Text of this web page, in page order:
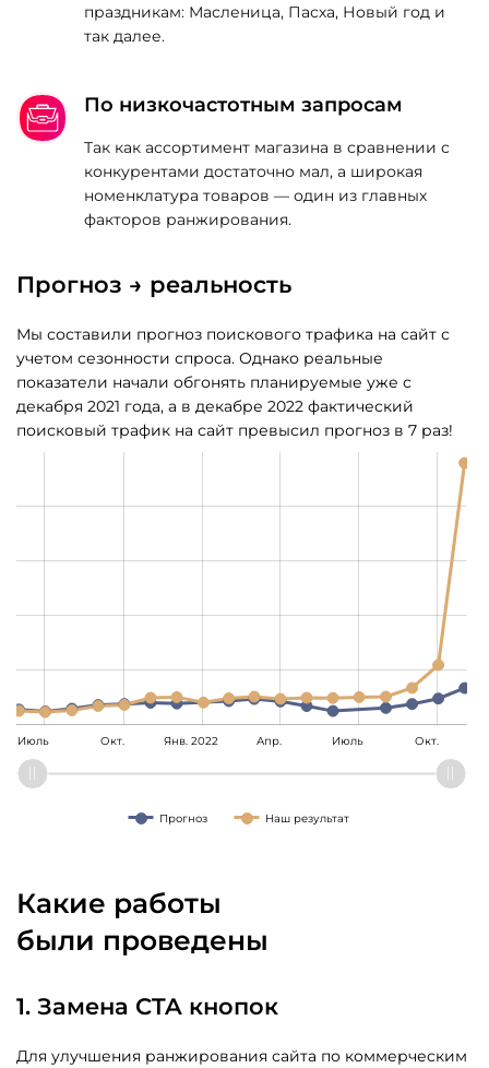
праздникам: Масленица, Пасха, Новый год и
так далее.
По низкочастотным запросам
Так как ассортимент магазина в сравнении с
конкурентами достаточно мал, а широкая
номенклатура товаров — один из главных
факторов ранжирования.
Прогноз → реальность
Мы составили прогноз поискового трафика на сайт с
учетом сезонности спроса. Однако реальные
показатели начали обгонять планируемые уже с
декабря 2021 года, а в декабре 2022 фактический
поисковый трафик на сайт превысил прогноз в 7 раз!
L
Апр.
Июль Окт. Янв. 2022 Апр. Июль Окт.
2023
Прогноз Наш результат
Какие работы
были проведены
1. Замена CTA кнопок
Для улучшения ранжирования сайта по коммерческим